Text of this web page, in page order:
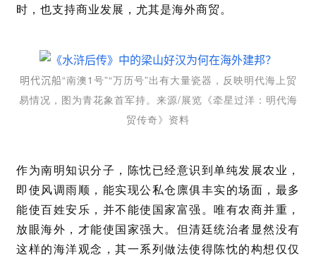
时，也支持商业发展，尤其是海外商贸。
明代沉船“南澳1号”“万历号”出有大量瓷器，反映明代海上贸
易情况，图为青花象首军持。来源/展览《牵星过洋：明代海
贸传奇》资料
作为南明知识分子，陈忱已经意识到单纯发展农业，
即使风调雨顺，能实现公私仓廪俱丰实的场面，最多
能使百姓安乐，并不能使国家富强。唯有农商并重，
放眼海外，才能使国家强大。但清廷统治者显然没有
这样的海洋观念，其一系列做法使得陈忱的构想仅仅